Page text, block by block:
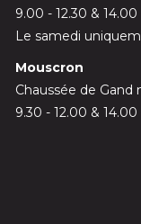
9.00 - 12.30 &
Le samedi
Mouscron
Chaussée de Gand
9.30 - 12.00 &